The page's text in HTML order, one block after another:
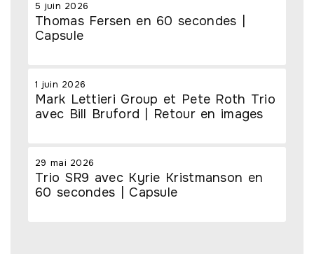
5 juin 2026
Thomas Fersen en 60 secondes |
Capsule
1 juin 2026
Mark Lettieri Group et Pete Roth Trio
avec Bill Bruford | Retour en images
29 mai 2026
Trio SR9 avec Kyrie Kristmanson en
60 secondes | Capsule